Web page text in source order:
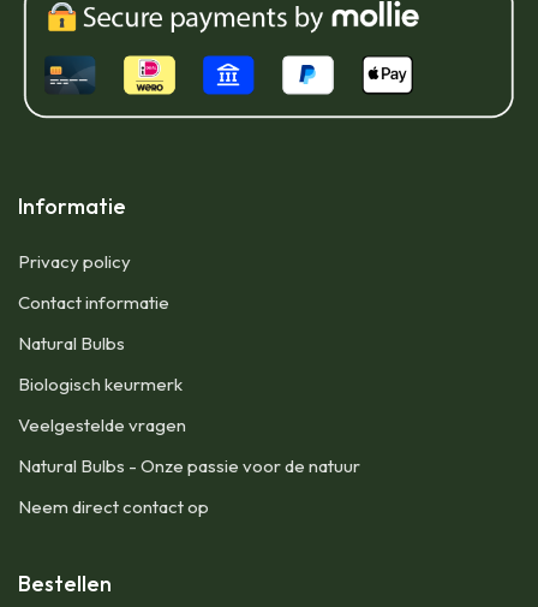
Informatie
Privacy policy
Contact informatie
Natural Bulbs
Biologisch keurmerk
Veelgestelde vragen
Natural Bulbs - Onze passie voor de natuur
Neem direct contact op
Bestellen